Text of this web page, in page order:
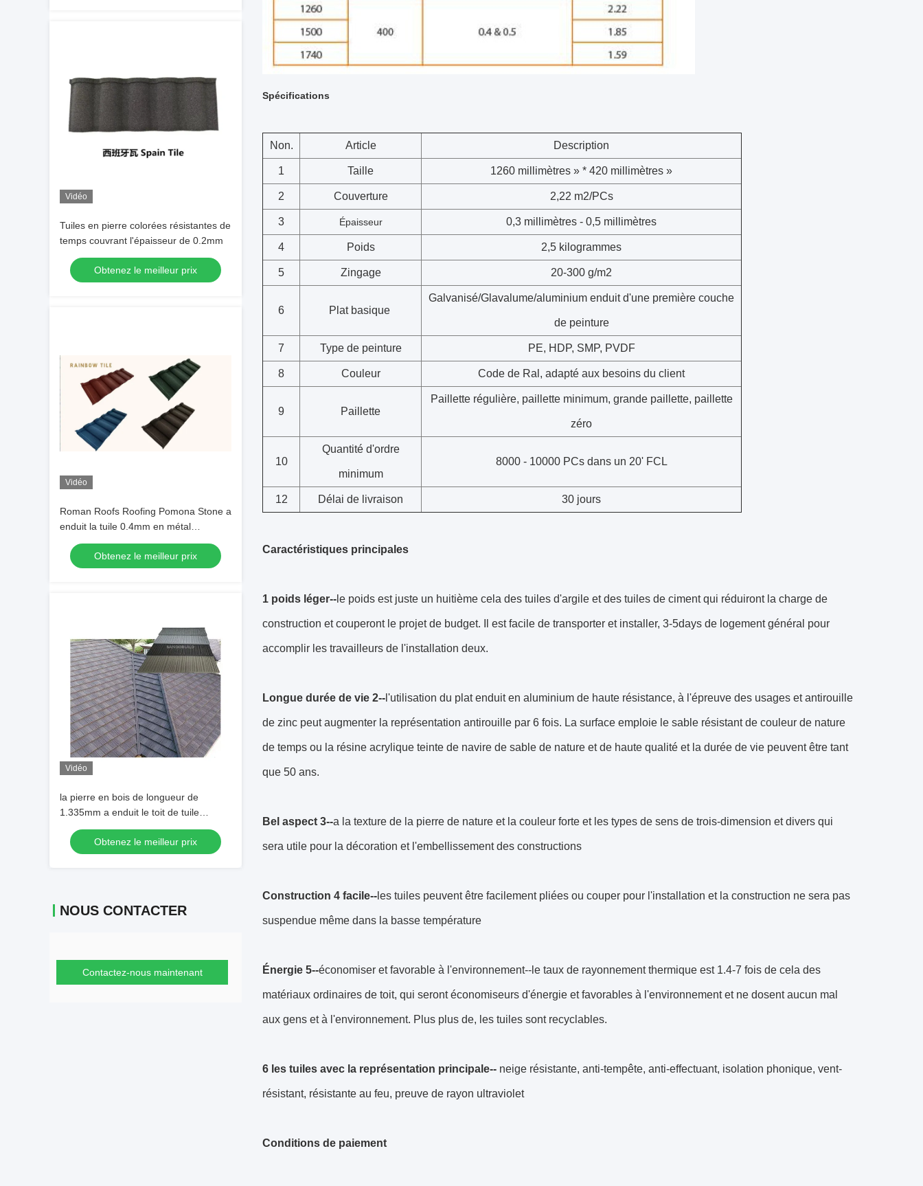
Vidéo
Tuiles en pierre colorées résistantes de
temps couvrant l'épaisseur de 0.2mm
Obtenez le meilleur prix
Vidéo
Roman Roofs Roofing Pomona Stone a
enduit la tuile 0.4mm en métal
profondément
Obtenez le meilleur prix
Vidéo
la pierre en bois de longueur de
1.335mm a enduit le toit de tuile
0.3mm profondément
Obtenez le meilleur prix
NOUS CONTACTER
Contactez-nous maintenant
Spécifications
Non. Article Description
1 Taille 1260 millimètres » * 420 millimètres »
2 Couverture 2,22 m2/PCs
3 Épaisseur 0,3 millimètres - 0,5 millimètres
4 Poids 2,5 kilogrammes
5 Zingage 20-300 g/m2
6 Plat basique
Galvanisé/Glavalume/aluminium enduit d'une première couche
de peinture
7 Type de peinture PE, HDP, SMP, PVDF
8 Couleur Code de Ral, adapté aux besoins du client
9 Paillette
Paillette régulière, paillette minimum, grande paillette, paillette
zéro
10
Quantité d'ordre
minimum
8000 - 10000 PCs dans un 20' FCL
12 Délai de livraison 30 jours
Caractéristiques principales
1 poids léger-- le poids est juste un huitième cela des tuiles d'argile et des tuiles de ciment qui réduiront la charge de
construction et couperont le projet de budget. Il est facile de transporter et installer, 3-5days de logement général pour
accomplir les travailleurs de l'installation deux.
Longue durée de vie 2-- l'utilisation du plat enduit en aluminium de haute résistance, à l'épreuve des usages et antirouille
de zinc peut augmenter la représentation antirouille par 6 fois. La surface emploie le sable résistant de couleur de nature
de temps ou la résine acrylique teinte de navire de sable de nature et de haute qualité et la durée de vie peuvent être tant
que 50 ans.
Bel aspect 3--a la texture de la pierre de nature et la couleur forte et les types de sens de trois-dimension et divers qui
sera utile pour la décoration et l'embellissement des constructions
Construction 4 facile-- les tuiles peuvent être facilement pliées ou couper pour l'installation et la construction ne sera pas
suspendue même dans la basse température
Énergie 5--économiser et favorable à l'environnement--le taux de rayonnement thermique est 1.4-7 fois de cela des
matériaux ordinaires de toit, qui seront économiseurs d'énergie et favorables à l'environnement et ne dosent aucun mal
aux gens et à l'environnement. Plus plus de, les tuiles sont recyclables.
6 les tuiles avec la représentation principale-- neige résistante, anti-tempête, anti-effectuant, isolation phonique, vent-
résistant, résistante au feu, preuve de rayon ultraviolet
Conditions de paiement